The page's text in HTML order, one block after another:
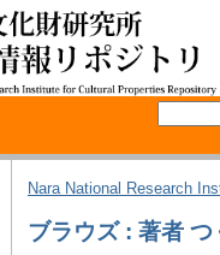
Nara National Research
ブラウズ : 著者 つ